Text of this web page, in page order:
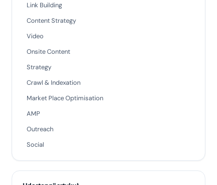
Link Building
Content Strategy
Video
Onsite Content
Strategy
Crawl & Indexation
Market Place Optimisation
AMP
Outreach
Social